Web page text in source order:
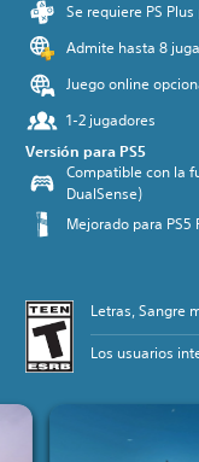
Se requiere PS
Admite hasta 8
Juego online
1-2 jugadores
Versión para PS5
Compatible con la
DualSense)
Mejorado para PS5
Letras, Sangre
Los usuarios